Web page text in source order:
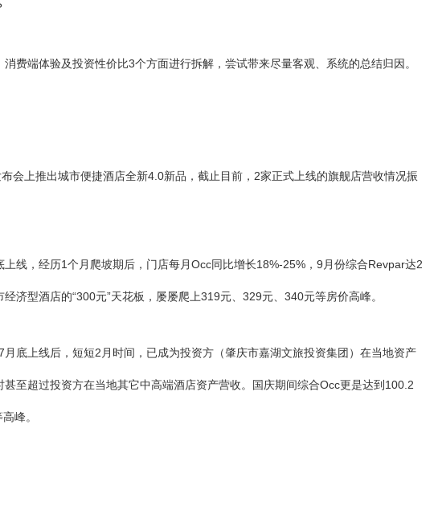
费端体验及投资性价比3个方面进行拆解，尝试带来尽量客观、系统的总结归因。
会上推出城市便捷酒店全新4.0新品，截止目前，2家正式上线的旗舰店营收情况振
线，经历1个月爬坡期后，门店每月Occ同比增长18%-25%，9月份综合Revpar达2
济型酒店的“300元”天花板，屡屡爬上319元、329元、340元等房价高峰。
底上线后，短短2月时间，已成为投资方（肇庆市嘉湖文旅投资集团）在当地资产
至超过投资方在当地其它中高端酒店资产营收。国庆期间综合Occ更是达到100.2
峰。